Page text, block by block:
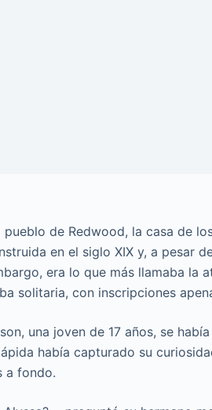
pueblo de Redwood, la casa de
en el siglo XIX y, a pesar
era lo que más llamaba la
solitaria, con inscripciones
una joven de 17 años, se
había capturado su
a fondo.